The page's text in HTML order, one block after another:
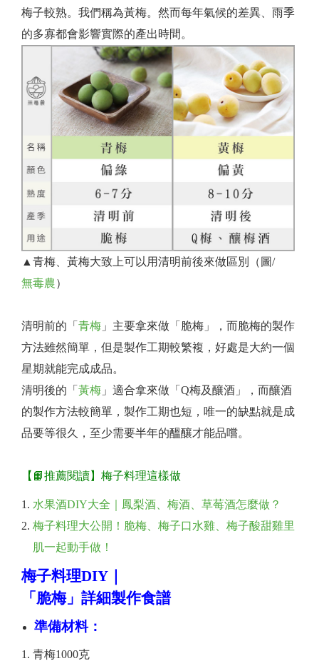
梅子較熟。我們稱為黃梅。然而每年氣候的差異、雨季
的多寡都會影響實際的產出時間。
▲青梅、黃梅大致上可以用清明前後來做區別（圖/
無毒農）
清明前的「 青梅 」主要拿來做「脆梅」，而脆梅的製作
方法雖然簡單，但是製作工期較繁複，好處是大約一個
星期就能完成成品。
清明後的「 黃梅 」適合拿來做「Q梅及釀酒」，而釀酒
的製作方法較簡單，製作工期也短，唯一的缺點就是成
品要等很久，至少需要半年的醞釀才能品嚐。
【📙推薦閱讀】梅子料理這樣做
水果酒DIY大全｜鳳梨酒、梅酒、草莓酒怎麼做？
梅子料理大公開！脆梅、梅子口水雞、梅子酸甜雞里
肌一起動手做！
梅子料理DIY｜
「脆梅」詳細製作食譜
準備材料：
青梅1000克